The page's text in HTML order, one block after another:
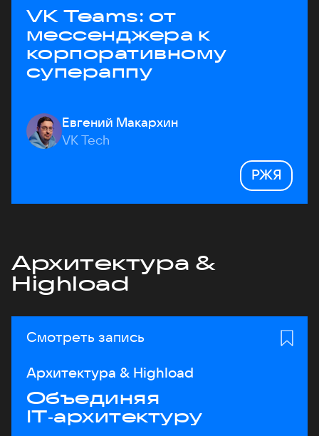
VK Teams: от
мессенджера к
корпоративному
супераппу
Евгений Макархин
VK Tech
РЖЯ
Архитектура &
Highload
Смотреть запись
Архитектура & Highload
Объединяя
IT‑архитектуру